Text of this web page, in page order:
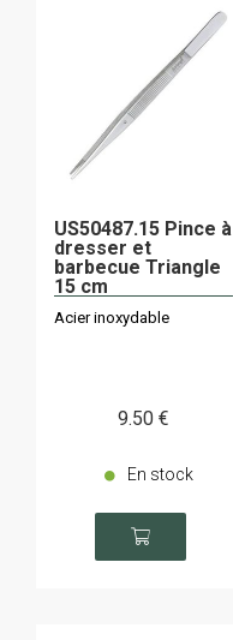
US50487.15 Pince à
dresser et
barbecue Triangle
15 cm
Acier inoxydable
9.50 €
En stock